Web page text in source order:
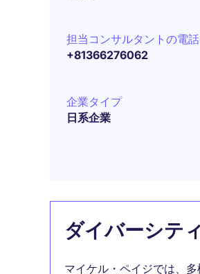
担当コンサルタントの電
+81366276062
企業タイプ
日系企業
ダイバーシテ
マイケル・ペイジでは、